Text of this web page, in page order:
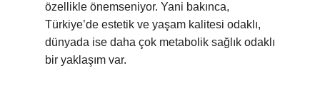
özellikle önemseniyor. Yani bakınca,
Türkiye’de estetik ve yaşam kalitesi odaklı,
dünyada ise daha çok metabolik sağlık odaklı
bir yaklaşım var.